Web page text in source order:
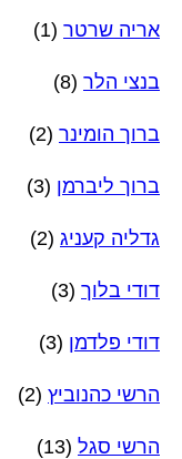
אריה שרטר (1)
בנצי הלר (8)
ברוך הומינר (2)
ברוך ליברמן (3)
גדליה קעניג (2)
דודי בלוך (3)
דודי פלדמן (3)
הרשי כהנוביץ (2)
הרשי סגל (13)